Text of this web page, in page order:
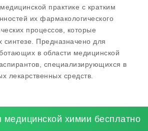
практике с кратким
их фармакологического
процессов, которые
Предназначено для
в области медицинской
специализирующихся в
лекарственных средств.
медицинской химии бесплатно